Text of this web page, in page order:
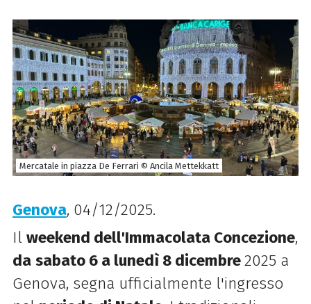
Mercatale in piazza De Ferrari © Ancila Mettekkatt
Genova, 04/12/2025.
Il weekend dell'Immacolata Concezione,
da sabato 6 a lunedì 8 dicembre2025 a
Genova, segna ufficialmente l'ingresso